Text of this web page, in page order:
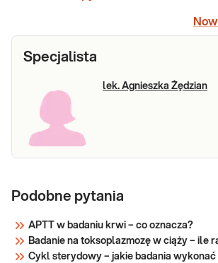
Specjalista
lek. Agnieszka Żędzian
Podobne pytania
APTT w badaniu krwi – co oznacza?
Badanie na toksoplazmozę w ciąży – ile
Cykl sterydowy – jakie badania wykonać